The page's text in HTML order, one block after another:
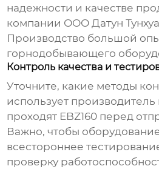
надежности и качестве
компании ООО Датун
Производство большой
горнодобывающего
Контроль качества и
Уточните, какие методы
использует
проходят EBZ160 перед
Важно, чтобы
всестороннее
проверку